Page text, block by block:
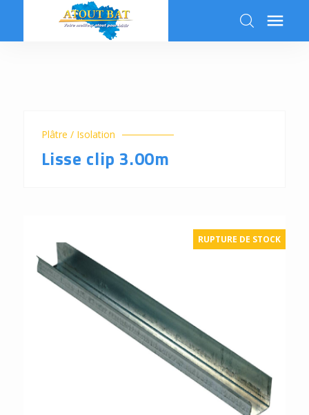
k 
RUPTURE DE STOCK
Plâtre / Isolation
Lisse clip 3.00m